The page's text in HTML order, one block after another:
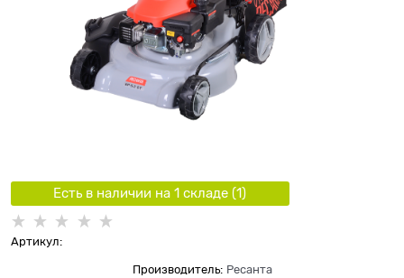
Есть в наличии на 1 складe (1)
Артикул:
Производитель: Ресанта